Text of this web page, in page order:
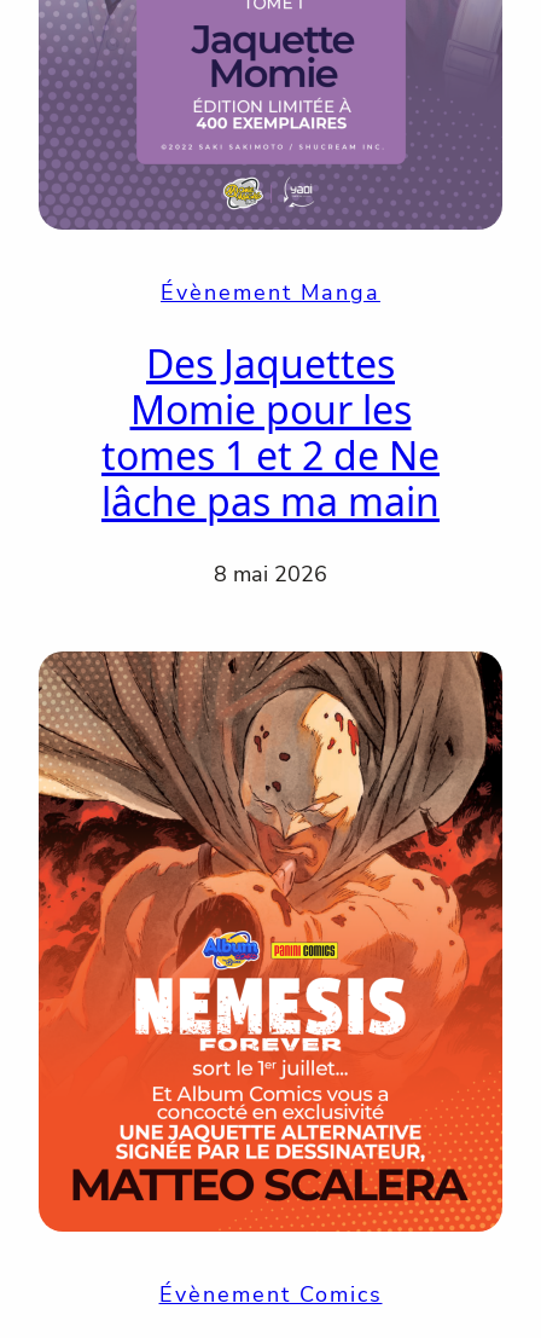
Évènement Manga
Des Jaquettes
Momie pour les
tomes 1 et 2 de Ne
lâche pas ma main
8 mai 2026
Évènement Comics